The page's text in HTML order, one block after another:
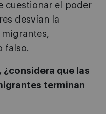
cuestionar el poder
desvían la
falso.
¿considera que las
terminan